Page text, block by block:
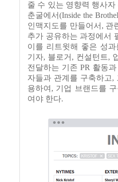
줄 수 있는 영향력 행사
춘굴에서(Inside the
인맥지도를 만들어서 , 관
추가 공유하는 과정에서
이를 리트윗해 좋은 성
기자, 블로거 , 컨설턴트,
전달하는 기존 PR 활동
자들과 관계를 구축하고,
용하여 , 기업 브랜드를
여야 한다.